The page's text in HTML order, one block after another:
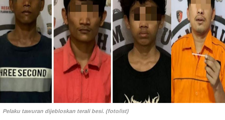
Pelaku tawuran dijebloskan terali besi. (foto/ist)